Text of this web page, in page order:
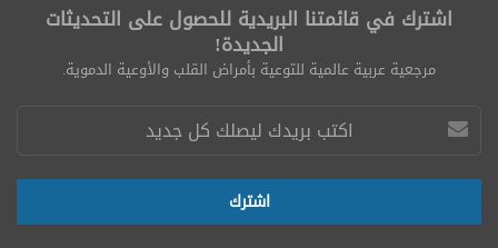
اشترك في قائمتنا البريدية للحصول على التحديثات
الجديدة!
مرجعية عربية عالمية للتوعية بأمراض القلب والأوعية الدموية.